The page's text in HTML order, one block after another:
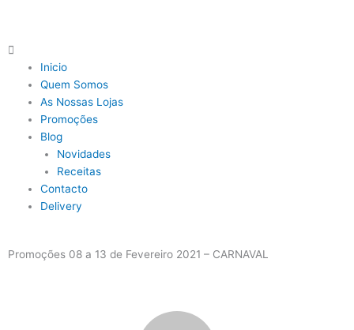
Main
Menu
Inicio
Quem Somos
As Nossas Lojas
Promoções
Blog
Novidades
Receitas
Contacto
Delivery
Promoções 08 a 13 de Fevereiro 2021 – CARNAVAL